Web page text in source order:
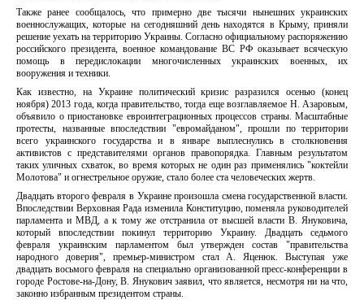
Также ранее сообщалось, что примерно две тысячи нынешних украинских
военнослужащих, которые на сегодняшний день находятся в Крыму, приняли
решение уехать на территорию Украины. Согласно официальному распоряжению
российского президента, военное командование ВС РФ оказывает всяческую
помощь в передислокации многочисленных украинских военных, их
вооружения и техники.
Как известно, на Украине политический кризис разразился осенью (конец
ноября) 2013 года, когда правительство, тогда еще возглавляемое Н. Азаровым,
объявило о приостановке евроинтеграционных процессов страны. Масштабные
протесты, названные впоследствии "евромайданом", прошли по территории
всего украинского государства и в январе выплеснулись в столкновения
активистов с представителями органов правопорядка. Главным результатом
таких уличных схваток, во время которых не один раз применялись "коктейли
Молотова" и огнестрельное оружие, стало более ста человеческих жертв.
Двадцать второго февраля в Украине произошла смена государственной власти.
Впоследствии Верховная Рада изменила Конституцию, поменяла руководителей
парламента и МВД, а к тому же отстранила от высшей власти В. Януковича,
который впоследствии покинул территорию Украину. Двадцать седьмого
февраля украинским парламентом был утвержден состав "правительства
народного доверия", премьер-министром стал А. Яценюк. Выступая уже
двадцать восьмого февраля на специально организованной пресс-конференции в
городе Ростове-на-Дону, В. Янукович заявил, что является, несмотря ни на что,
законно избранным президентом страны.